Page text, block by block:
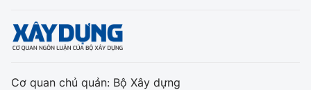
Cơ quan chủ quản: Bộ Xây dựng